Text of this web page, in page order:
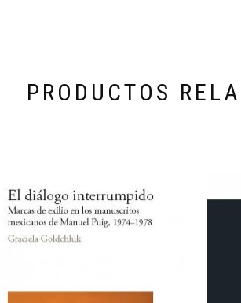
PRODUCTOS